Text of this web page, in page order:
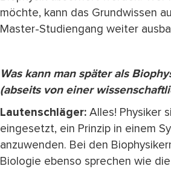
möchte, kann das Grundwissen
Master-Studiengang weiter
Was kann man später als
(abseits von einer
Lautenschläger: Alles! Physiker
eingesetzt, ein Prinzip in einem
anzuwenden. Bei den
Biologie ebenso sprechen wie